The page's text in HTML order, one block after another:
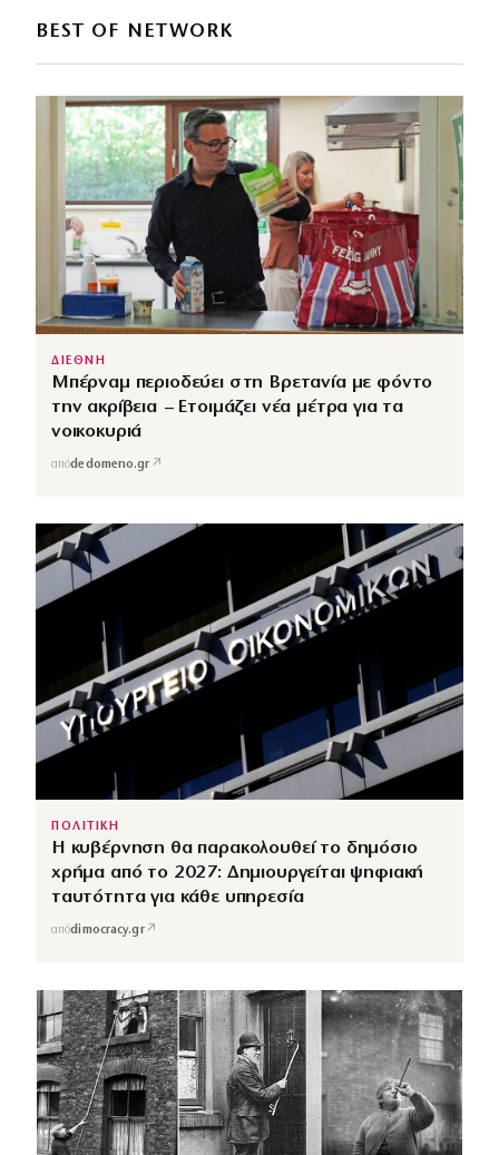
BEST OF NETWORK
ΔΙΕΘΝΗ
Μπέρναμ περιοδεύει στη Βρετανία με φόντο
την ακρίβεια – Ετοιμάζει νέα μέτρα για τα
νοικοκυριά
απόdedomeno.gr ↗
ΠΟΛΙΤΙΚΗ
Η κυβέρνηση θα παρακολουθεί το δημόσιο
χρήμα από το 2027: Δημιουργείται ψηφιακή
ταυτότητα για κάθε υπηρεσία
απόdimocracy.gr↗